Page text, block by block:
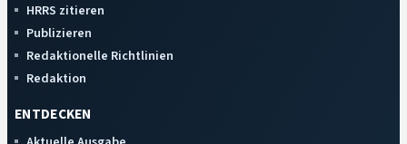
HRRS zitieren
Publizieren
Redaktionelle Richtlinien
Redaktion
ENTDECKEN